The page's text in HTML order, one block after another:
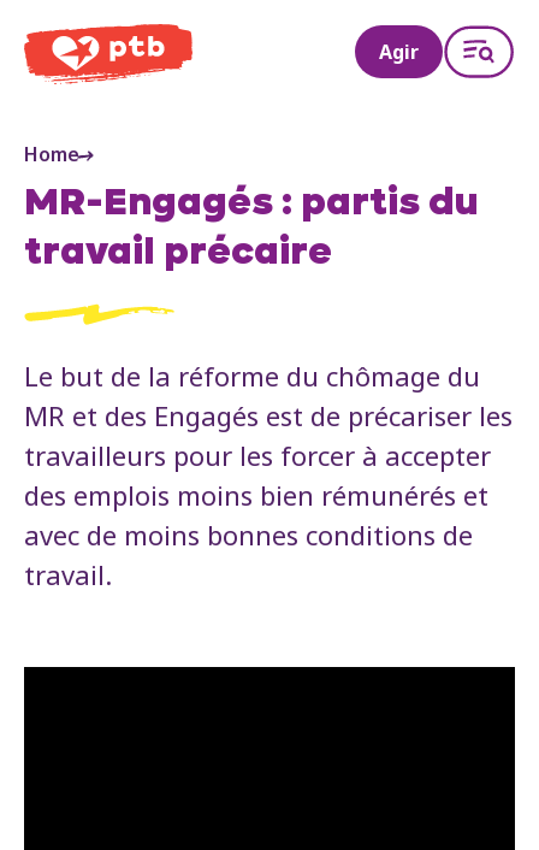
PTB
Agir
Home
MR-Engagés : partis du
travail précaire
Le but de la réforme du chômage du
MR et des Engagés est de précariser les
travailleurs pour les forcer à accepter
des emplois moins bien rémunérés et
avec de moins bonnes conditions de
travail.